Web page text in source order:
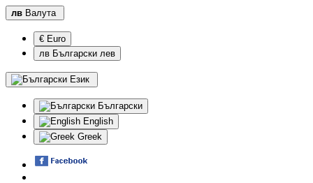
лв Валута
€ Euro
лв Български лев
Език
Български
English
Greek